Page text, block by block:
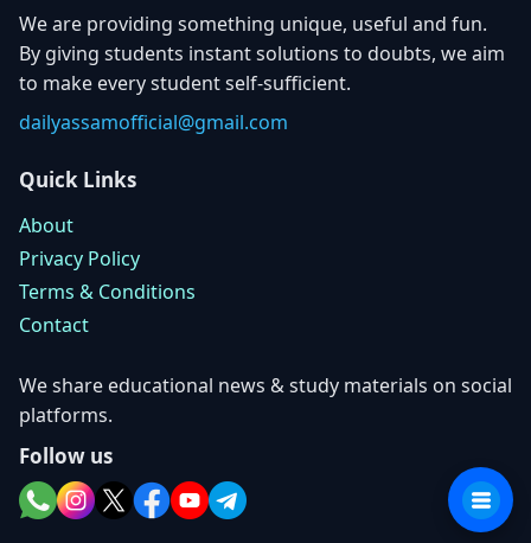
We are providing something unique, useful and fun.
By giving students instant solutions to doubts, we aim
to make every student self-sufficient.
dailyassamofficial@gmail.com
Quick Links
About
Privacy Policy
Terms & Conditions
Contact
We share educational news & study materials on social
platforms.
Follow us